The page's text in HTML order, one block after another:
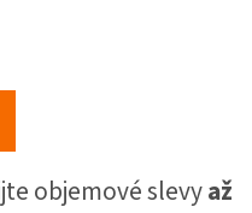
objemové slevyaž